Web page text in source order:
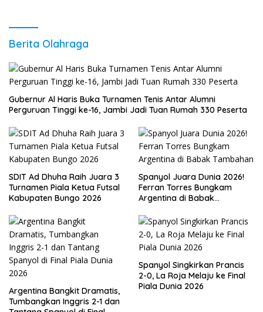
Berita Olahraga
Gubernur Al Haris Buka Turnamen Tenis Antar Alumni
Perguruan Tinggi ke-16, Jambi Jadi Tuan Rumah 330 Peserta
SDIT Ad Dhuha Raih Juara 3
Turnamen Piala Ketua Futsal
Kabupaten Bungo 2026
Spanyol Juara Dunia 2026!
Ferran Torres Bungkam
Argentina di Babak
Argentina Bangkit Dramatis,
Tumbangkan Inggris 2-1 dan
Spanyol Singkirkan Prancis
2-0, La Roja Melaju ke Final
Piala Dunia 2026